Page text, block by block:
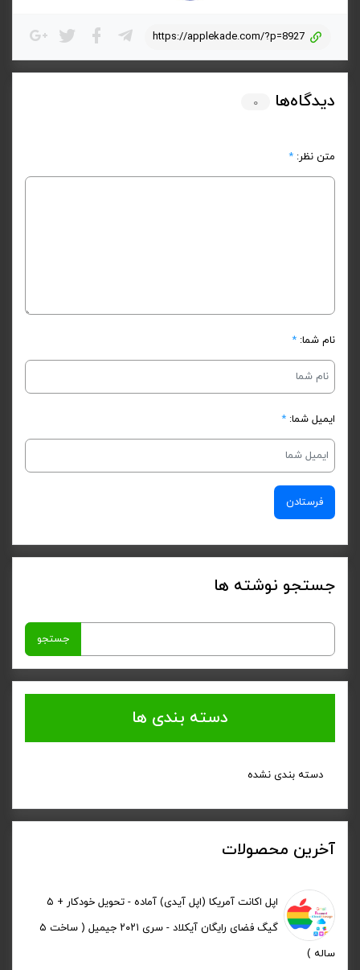
https://applekade.com/?p=8927
دیدگاه‌ها ۰
متن نظر: *
نام شما: *
ایمیل شما: *
جستجو نوشته ها
برای:
دسته بندی ها
دسته بندی نشده
آخرین محصولات
اپل اکانت آمریکا (اپل آیدی) آماده - تحویل خودکار + ۵
گیگ فضای رایگان آیکلاد - سری ۲۰۲۱ جیمیل ( ساخت ۵
ساله )